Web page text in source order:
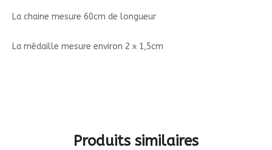
La chaine mesure 60cm de longueur
La médaille mesure environ 2 x 1,5cm
Produits similaires